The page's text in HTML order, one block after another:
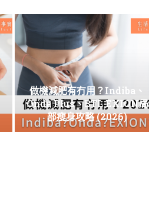
做機減肥有冇用？Indiba、
Onda Plus、BTL EXION局
部瘦身攻略 (2026)